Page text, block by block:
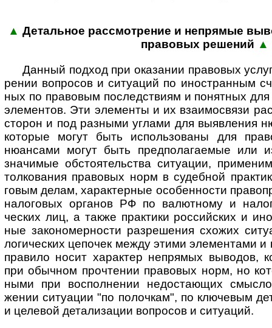
▲ Детальное рассмотрение и непрямые
пра­во­вых ре­шений ▲
Данный подход при оказании правовых
рении вопросов и ситу­аций по ино­стран­ным
ных по право­вым послед­ствиям и понят­ных
элемен­тов. Эти элементы и их взаимо­связи
сторон и под разными углами для выяв­ления
которые могут быть исполь­зованы для
нюансами могут быть предпола­гаемые или
значимые обстоя­тельства ситуации,
толкования правовых норм в судебной
говым делам, харак­терные особен­ности
нало­говых органов РФ по валют­ному и
ческих лиц, а также практики россий­ских и
ные законо­мер­ности разре­шения схожих
логи­ческих цепо­чек между этими элемен­тами и
правило носит харак­тер непрямых выводов,
при обычном прочте­нии право­вых норм, но
ными при воспол­нении недоста­ющих
жении ситу­ации "по полочкам", по ключевым
и целе­вой детали­зации вопро­сов и ситуаций.